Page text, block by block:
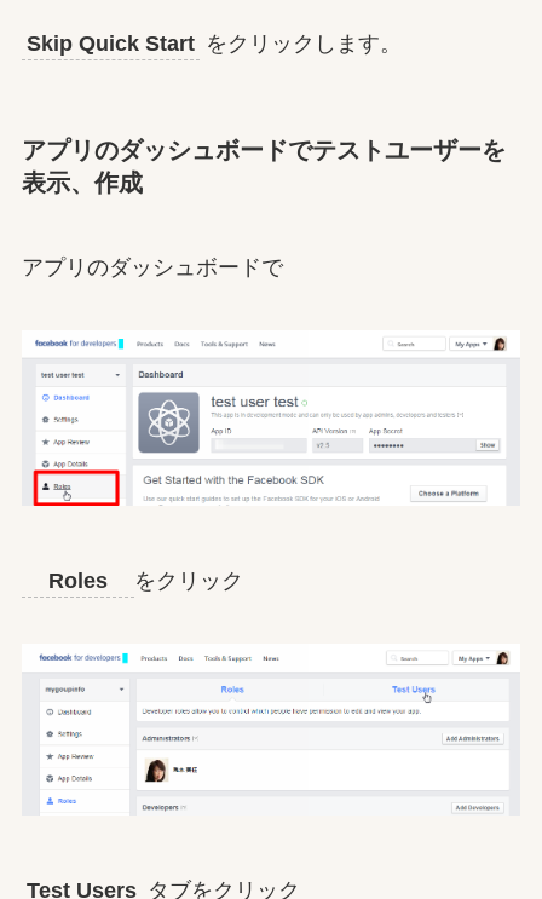
Skip Quick Start をクリックします。
アプリのダッシュボードでテストユーザーを
表示、作成
アプリのダッシュボードで
Roles をクリック
Test Users タブをクリック